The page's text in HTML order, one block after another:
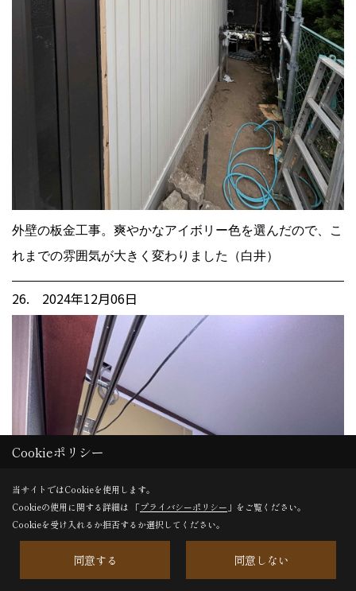
外壁の板金工事。爽やかなアイボリー色を選んだので、こ
れまでの雰囲気が大きく変わりました（白井）
26. 2024年12月06日
Cookieポリシー
当サイトではCookieを使用します。
Cookieの使用に関する詳細は 「プライバシーポリシー 」をご覧ください。
Cookieを受け入れるか拒否するか選択してください。
同意する 同意しない